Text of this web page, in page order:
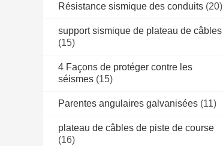
Résistance sismique des conduits (20)
support sismique de plateau de câbles
(15)
4 Façons de protéger contre les
séismes (15)
Parentes angulaires galvanisées (11)
plateau de câbles de piste de course
(16)